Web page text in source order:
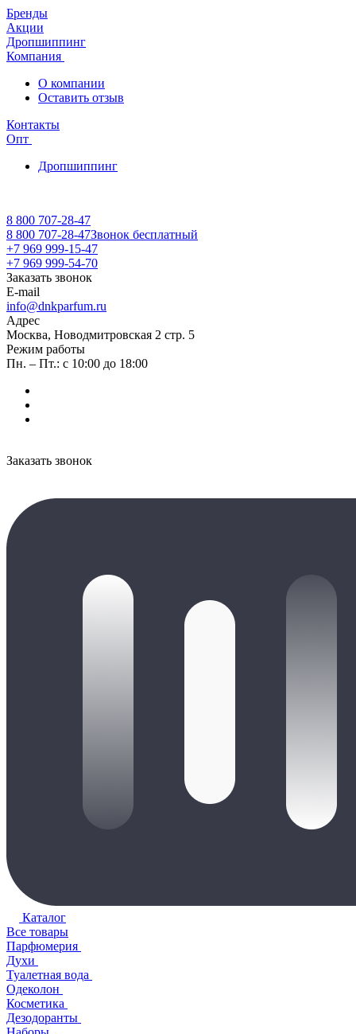
Бренды
Акции
Дропшиппинг
Компания
О компании
Оставить отзыв
Контакты
Опт
Дропшиппинг
8 800 707-28-47
8 800 707-28-47Звонок бесплатный
+7 969 999-15-47
+7 969 999-54-70
Заказать звонок
E-mail
info@dnkparfum.ru
Адрес
Москва, Новодмитровская 2 стр. 5
Режим работы
Пн. – Пт.: с 10:00 до 18:00
Заказать звонок
Каталог
Все товары
Парфюмерия
Духи
Туалетная вода
Одеколон
Косметика
Дезодоранты